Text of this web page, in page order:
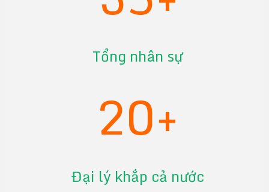
Tổng nhân sự
20+
Đại lý khắp cả nước